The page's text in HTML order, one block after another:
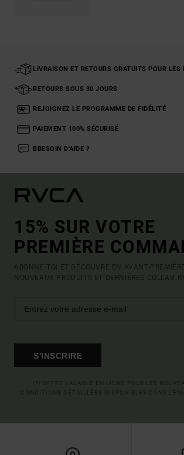
LIVRAISON ET RETOURS GRATUITS POUR LES
RETOURS SOUS 30 JOURS
REJOIGNEZ LE PROGRAMME DE FIDÉLITÉ
PAIEMENT 100% SÉCURISÉ
BBESOIN D'AIDE ?
15% SUR VOTRE
PREMIÈRE
ABONNE-TOI ET DÉCOUVRE EN AVANT-
NOUVEAUX PRODUITS ET DERNIÈRES COLLAB'
S'INSCRIRE